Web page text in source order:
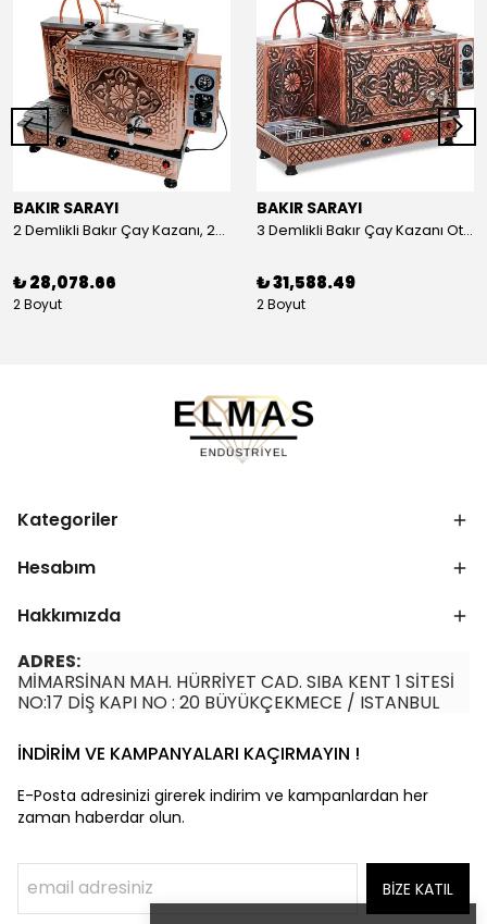
BAKIR SARAYI
2 Demlikli Bakır Çay Kazanı, 25 Litre
₺ 28,078.66
2 Boyut
BAKIR SARAYI
3 Demlikli Bakır Çay Kazanı Otomatik, 30 Litre
₺ 31,588.49
2 Boyut
Kategoriler
Hesabım
Hakkımızda
ADRES:
MİMARSİNAN MAH. HÜRRİYET CAD. SIBA KENT 1 SİTESİ
NO:17 DİŞ KAPI NO : 20 BÜYÜKÇEKMECE / ISTANBUL
İNDİRİM VE KAMPANYALARI KAÇIRMAYIN !
E-Posta adresinizi girerek indirim ve kampanlardan her
zaman haberdar olun.
BİZE KATIL